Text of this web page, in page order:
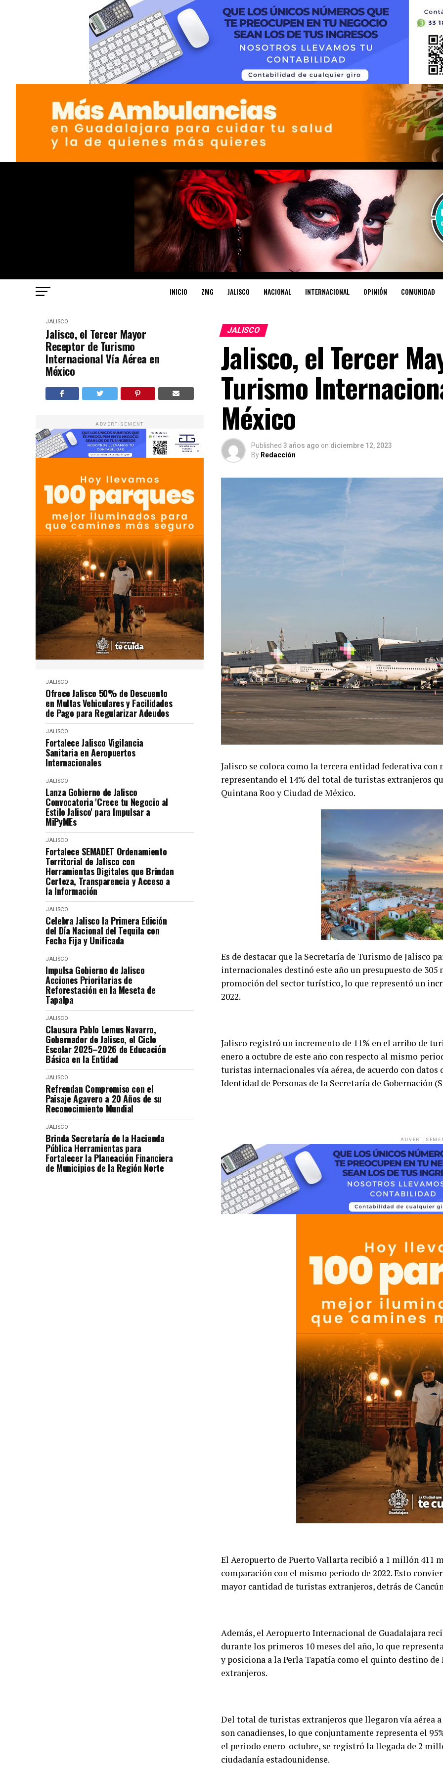
INICIO ZMG JALISCO NACIONAL INTERNACIONAL OPINIÓN COMUNIDAD
JALISCO
Jalisco, el Tercer Mayor
Receptor de Turismo
Internacional Vía Aérea en
México
ADVERTISEMENT
JALISCO
Ofrece Jalisco 50% de Descuento
en Multas Vehiculares y Facilidades
de Pago para Regularizar Adeudos
JALISCO
Fortalece Jalisco Vigilancia
Sanitaria en Aeropuertos
Internacionales
JALISCO
Lanza Gobierno de Jalisco
Convocatoria 'Crece tu Negocio al
Estilo Jalisco' para Impulsar a
MiPyMEs
JALISCO
Fortalece SEMADET Ordenamiento
Territorial de Jalisco con
Herramientas Digitales que Brindan
Certeza, Transparencia y Acceso a
la Información
JALISCO
Celebra Jalisco la Primera Edición
del Día Nacional del Tequila con
Fecha Fija y Unificada
JALISCO
Impulsa Gobierno de Jalisco
Acciones Prioritarias de
Reforestación en la Meseta de
Tapalpa
JALISCO
Clausura Pablo Lemus Navarro,
Gobernador de Jalisco, el Ciclo
Escolar 2025–2026 de Educación
Básica en la Entidad
JALISCO
Refrendan Compromiso con el
Paisaje Agavero a 20 Años de su
Reconocimiento Mundial
JALISCO
Brinda Secretaría de la Hacienda
Pública Herramientas para
Fortalecer la Planeación Financiera
de Municipios de la Región Norte
JALISCO
Jalisco, el Tercer
Turismo
México
Published 3 años ago on diciembre 12, 2023
By Redacción
Jalisco se coloca como la tercera entidad federativa
representando el 14% del total de turistas extranjeros
Quintana Roo y Ciudad de México.
Es de destacar que la Secretaría de Turismo de Jalisco
internacionales destinó este año un presupuesto de
promoción del sector turístico, lo que representó un
2022.
Jalisco registró un incremento de 11% en el arribo de
enero a octubre de este año con respecto al mismo
turistas internacionales vía aérea, de acuerdo con
Identidad de Personas de la Secretaría de Gobernación
El Aeropuerto de Puerto Vallarta recibió a 1 millón 411
comparación con el mismo periodo de 2022. Esto
mayor cantidad de turistas extranjeros, detrás de
Además, el Aeropuerto Internacional de Guadalajara
durante los primeros 10 meses del año, lo que
y posiciona a la Perla Tapatía como el quinto destino
extranjeros.
Del total de turistas extranjeros que llegaron vía aérea a
son canadienses, lo que conjuntamente representa el
el periodo enero-octubre, se registró la llegada de 2
ciudadanía estadounidense.